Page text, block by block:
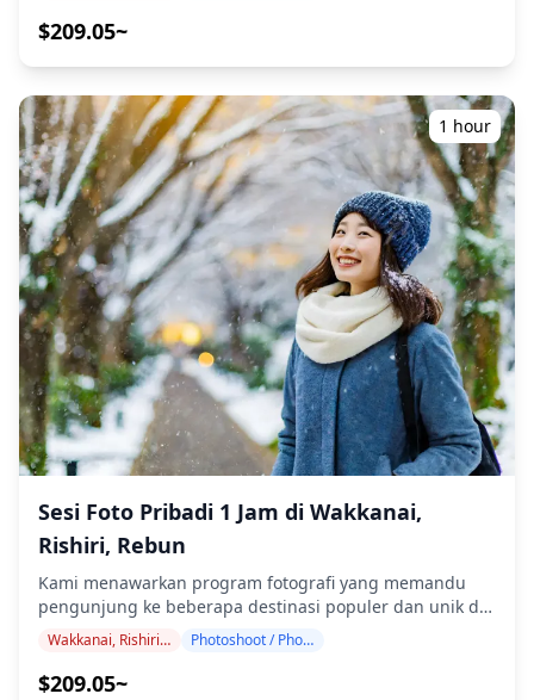
kami menyesuaikan jadwal perjalanan Anda,
Oshinkoshin, fenomena es hanyut di Laut Okhotsk, dan
hutan belantara Shiretoko yang masih alami. Sesi
fotografi tersedia di mana saja di Utoro Onsen dan
dapat dipesan hingga 3 hari sebelumnya. Kami akan
mengatur fotografer yang berbahasa Inggris/Jepang.
File asli 100+ foto dikirimkan dalam waktu seminggu,
dan Anda dapat memilih 10 foto favorit Anda untuk
dikirim ulang. Koreksi dilakukan untuk membangkitkan
suasana hutan belantara Warisan Dunia, dan jika
diinginkan, penyesuaian dapat dilakukan pada suasana
hati dan warna. Biarkan kami mengabadikan momen
spesial Anda di Utoro Onsen melalui layanan fotografi
kami! ◆ Informasi penting: ・Jika Anda terlambat tiba
untuk waktu pertemuan yang dijadwalkan, durasi
pemotretan dan jumlah foto yang dikirimkan dapat
dikurangi. ・Jika hujan diperkirakan akan turun di lokasi
pemotretan 3 hari sebelum tanggal yang dijadwalkan
atau jika tiba-tiba hujan pada hari pemotretan, tiga opsi
tersedia: (1) menjadwalkan ulang tanggal dan waktu, (2)
mengubah lokasi, atau (3) membatalkan pemotretan. ![]
(https://assets.hldycdn.com/2166facd-7f93-4b5d-bd27-
da4631afaf8d.png) ![]
(https://assets.hldycdn.com/48bb0333-bf88-4efc-a286-
a92641cabcdf.jpg)
$209.05~
1 hour
Sesi Foto Pribadi 1 Jam di Wakkanai,
Rishiri, Rebun
Kami menawarkan program fotografi yang memandu
pengunjung ke beberapa destinasi populer dan unik di
Wakkanai, Rishiri, dan Rebun. Dipandu oleh fotografer
berkualifikasi tinggi, program kami menyesuaikan
jadwal perjalanan Anda, menangkap komposisi alami
Wakkanai, Rishiri, Rebun Photoshoot / Photo tour
$209.05~